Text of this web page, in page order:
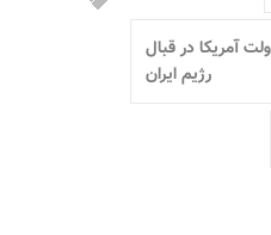
آمریکا در قبال
رژیم ایران